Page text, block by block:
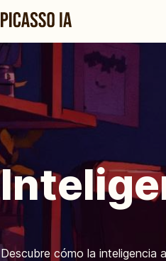
Descubre cómo la inteligencia